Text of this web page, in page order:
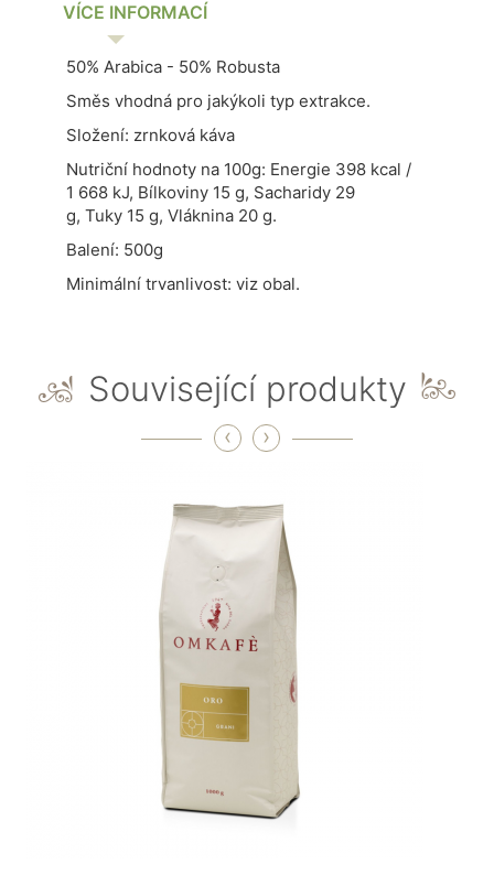
VÍCE INFORMACÍ
50% Arabica - 50% Robusta
Směs vhodná pro jakýkoli typ extrakce.
Složení: zrnková káva
Nutriční hodnoty na 100g: Energie 398 kcal /
1 668 kJ, Bílkoviny 15 g, Sacharidy 29
g, Tuky 15 g, Vláknina 20 g.
Balení: 500g
Minimální trvanlivost: viz obal.
Související produkty
‹ ›